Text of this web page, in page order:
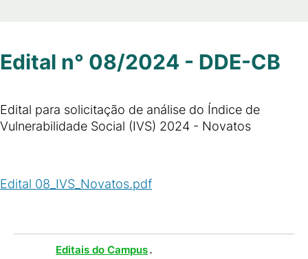
Edital n° 08/2024 - DDE-CB
Edital para solicitação de análise do Índice de
Vulnerabilidade Social (IVS) 2024 - Novatos
Edital 08_IVS_Novatos.pdf
Editais do Campus.